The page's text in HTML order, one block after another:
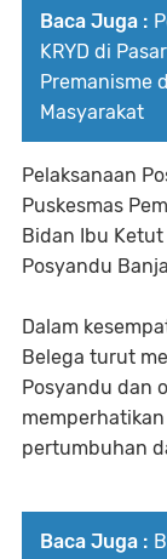
Baca Juga :
KRYD di
Premanisme
Masyarakat
Pelaksanaan
Puskesmas
Bidan Ibu Ketut
Posyandu
Dalam
Belega turut
Posyandu dan
pertumbuhan
Baca Juga :